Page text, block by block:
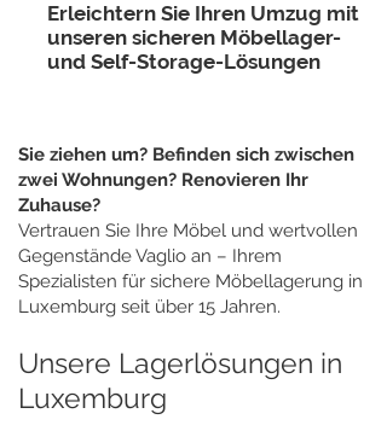
Erleichtern Sie Ihren Umzug mit
unseren sicheren Möbellager-
und Self-Storage-Lösungen
Sie ziehen um? Befinden sich zwischen
zwei Wohnungen? Renovieren Ihr
Zuhause?
Vertrauen Sie Ihre Möbel und wertvollen
Gegenstände Vaglio an – Ihrem
Spezialisten für sichere Möbellagerung in
Luxemburg seit über 15 Jahren.
Unsere Lagerlösungen in
Luxemburg